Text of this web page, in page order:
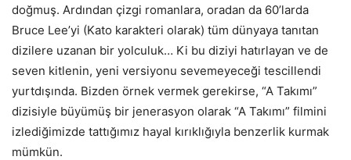
doğmuş. Ardından çizgi romanlara, oradan da 60’larda
Bruce Lee’yi (Kato karakteri olarak) tüm dünyaya tanıtan
dizilere uzanan bir yolculuk… Ki bu diziyi hatırlayan ve de
seven kitlenin, yeni versiyonu sevemeyeceği tescillendi
yurtdışında. Bizden örnek vermek gerekirse, “A Takımı”
dizisiyle büyümüş bir jenerasyon olarak “A Takımı” filmini
izlediğimizde tattığımız hayal kırıklığıyla benzerlik kurmak
mümkün.